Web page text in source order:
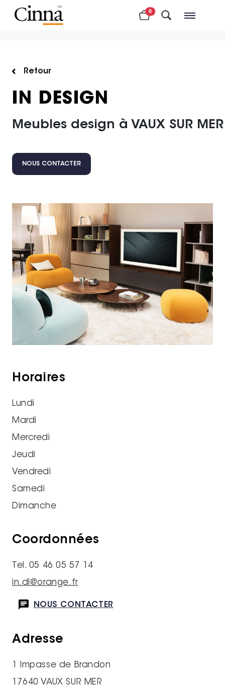
0
Retour
IN DESIGN
Meubles design à VAUX SUR MER
NOUS CONTACTER
Horaires
Lundi
Mardi
Mercredi
Jeudi
Vendredi
Samedi
Dimanche
Coordonnées
Tel. 05 46 05 57 14
in.dl@orange.fr
NOUS CONTACTER
Adresse
1 Impasse de Brandon
17640 VAUX SUR MER